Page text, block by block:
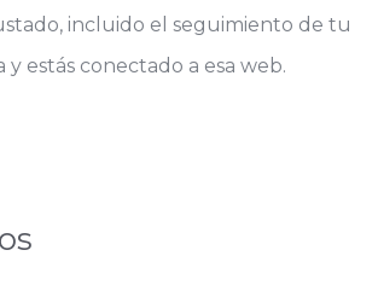
incluido el seguimiento de tu
estás conectado a esa web.